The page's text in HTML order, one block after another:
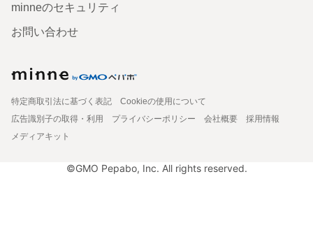
minneのセキュリティ
お問い合わせ
特定商取引法に基づく表記
Cookieの使用について
広告識別子の取得・利用
プライバシーポリシー 会社概要
採用情報
メディアキット
©GMO Pepabo, Inc. All rights reserved.